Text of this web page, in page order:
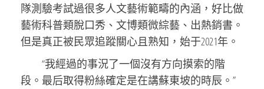
隊測驗考試過很多人文藝術範疇的內涵，好比做
藝術科普類脫口秀、文博類微綜藝、出熱銷書。
但是真正被民眾追蹤關心且熟知，始于2021年。
“我經過的事況了一個沒有方向摸索的階
段。最后取得粉絲確定是在講蘇東坡的時辰。”